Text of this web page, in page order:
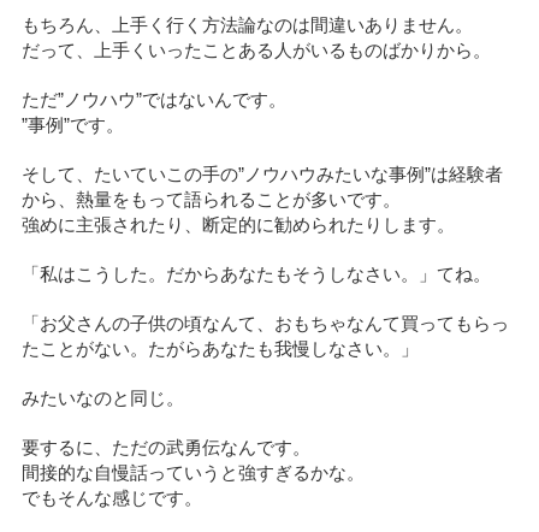
もちろん、上手く行く方法論なのは間違いありません。
だって、上手くいったことある人がいるものばかりから。
ただ”ノウハウ”ではないんです。
”事例”です。
そして、たいていこの手の”ノウハウみたいな事例”は経験者
から、熱量をもって語られることが多いです。
強めに主張されたり、断定的に勧められたりします。
「私はこうした。だからあなたもそうしなさい。」てね。
「お父さんの子供の頃なんて、おもちゃなんて買ってもらっ
たことがない。たがらあなたも我慢しなさい。」
みたいなのと同じ。
要するに、ただの武勇伝なんです。
間接的な自慢話っていうと強すぎるかな。
でもそんな感じです。